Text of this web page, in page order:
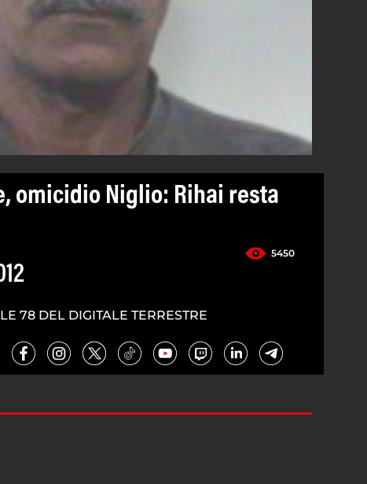
omicidio Niglio: Rihai resta
5450
78 DEL DIGITALE TERRESTRE